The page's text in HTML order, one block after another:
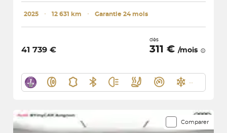
2025 ･ 12 631 km ･ Garantie 24 mois
41 739 €
dès
311 € /mois
Comparer